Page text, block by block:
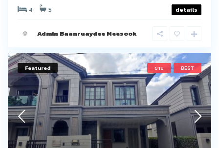
4
5 details
Admin Baanruaydee Meesook
Featured ขาย BEST